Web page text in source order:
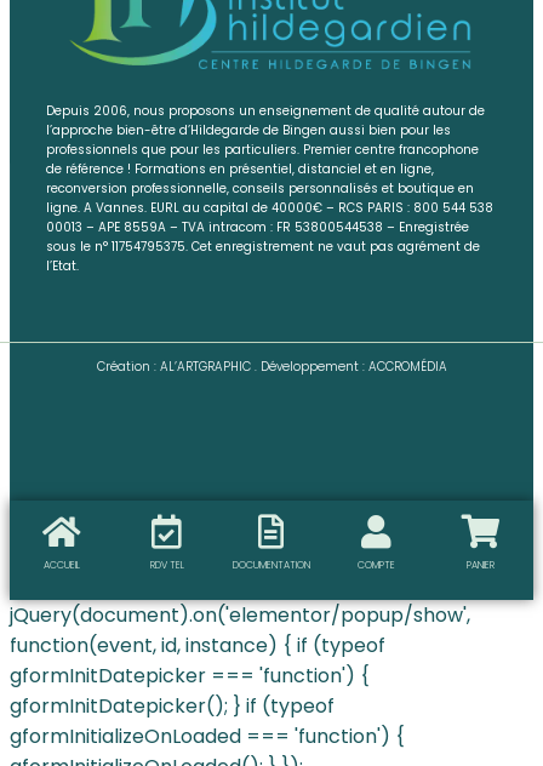
Depuis 2006, nous proposons un enseignement de qualité autour de
l’approche bien-être d’Hildegarde de Bingen aussi bien pour les
professionnels que pour les particuliers. Premier centre francophone
de référence ! Formations en présentiel, distanciel et en ligne,
reconversion professionnelle, conseils personnalisés et boutique en
ligne. A Vannes. EURL au capital de 40000€ – RCS PARIS : 800 544 538
00013 – APE 8559A – TVA intracom : FR 53800544538 – Enregistrée
sous le n° 11754795375. Cet enregistrement ne vaut pas agrément de
l’Etat.
Création : AL’ARTGRAPHIC. Développement : ACCROMÉDIA
ACCUEIL RDV TEL DOCUMENTATION COMPTE PANIER
jQuery(document).on('elementor/popup/show',
function(event, id, instance) { if (typeof
gformInitDatepicker === 'function') {
gformInitDatepicker(); } if (typeof
gformInitializeOnLoaded === 'function') {